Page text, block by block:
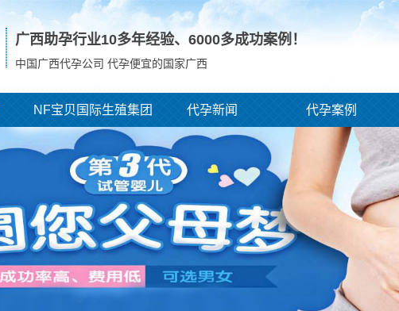
广西助孕行业10多年经验、 6000多成功案例！
中国广西代孕公司 代孕便宜的国家广西
NF宝贝国际生殖集团 代孕新闻 代孕案例